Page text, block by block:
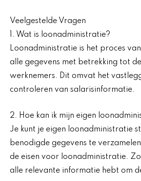
Veelgestelde Vragen
1. Wat is loonadministratie?
Loonadministratie is het proces
alle gegevens met betrekking tot
werknemers. Dit omvat het
controleren van salarisinformatie.
2. Hoe kan ik mijn eigen
Je kunt je eigen loonadministratie
benodigde gegevens te
de eisen voor loonadministratie.
alle relevante informatie hebt om